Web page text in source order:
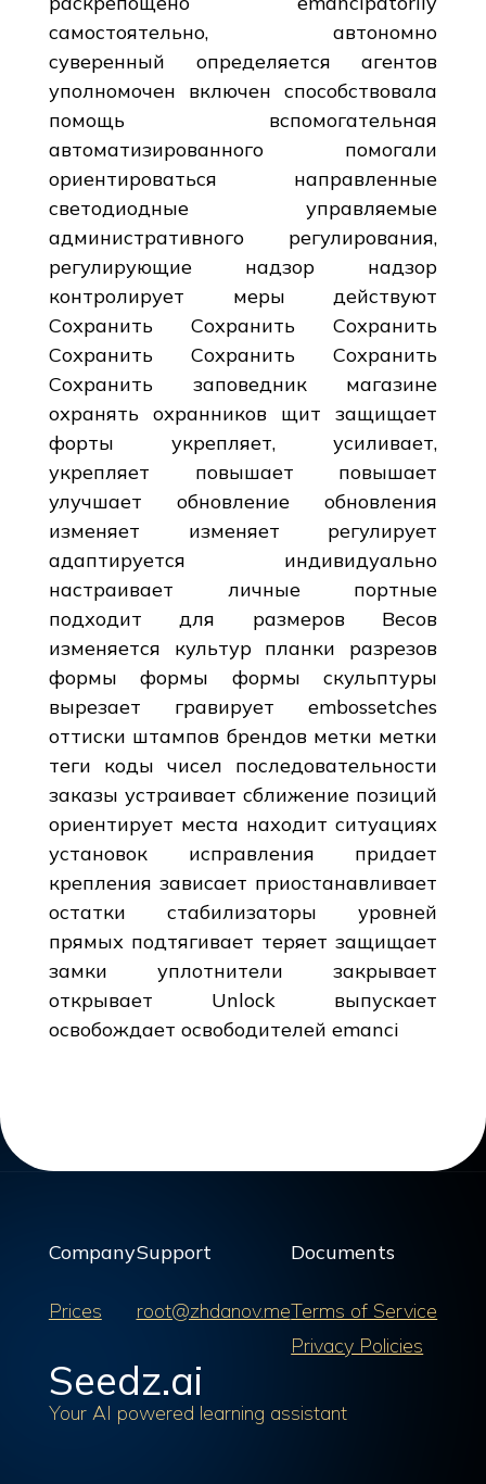
Company
Prices
Support
root@zhdanov.me
Documents
Terms of Service
Privacy Policies
Seedz.ai
Your AI powered learning assistant